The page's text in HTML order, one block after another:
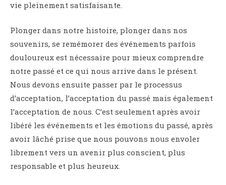
vie pleinement satisfaisante.
Plonger dans notre histoire, plonger dans nos
souvenirs, se remémorer des événements parfois
douloureux est nécessaire pour mieux comprendre
notre passé et ce qui nous arrive dans le présent.
Nous devons ensuite passer par le processus
d’acceptation, l’acceptation du passé mais également
l’acceptation de nous. C’est seulement après avoir
libéré les événements et les émotions du passé, après
avoir lâché prise que nous pouvons nous envoler
librement vers un avenir plus conscient, plus
responsable et plus heureux.